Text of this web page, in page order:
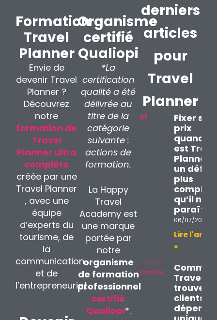
Formation
Travel
Planner
Envie de
devenir Travel
Planner ?
Découvrez
notre
formation de
Travel
Planner ultra
complète
créée par une
Travel Planner
, avec une
équipe
d’experts du
tourisme, de
la
communication
et de
l’entrepreneuriat.
Organisme
certifié
Qualiopi
*La
certification
qualité a été
délivrée au
titre de la
catégorie
suivante :
actions de
formation.
La Happy
Travel
Academy est
une marque
portée par
notre
organisme
de formation
professionnel
certifié
Qualiopi*.
derniers
articles
pour
Travel
Planner
Fixer ses
prix
quand
est
Planner :
un défi
plus
qu’il n’y
paraît
06/07/2026
Lire
»
Travel
trouver
clients